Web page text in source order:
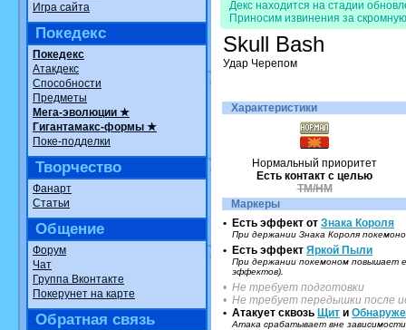
Игра сайта
Покедекс
Покедекс
Атакдекс
Способности
Предметы
Мега-эволюции ★
Гигантамакс-формы ★
Поке-подделки
Творчество
Фанарт
Статьи
Общение
Форум
Чат
Группа Вконтакте
Покерунет на карте
Обратная связь
Декс находится на стадии
Приносим извинения за
Skull Bash
Удар Черепом
Характеристики
Нормальный приоритет
Есть контакт с целью
TM/HM
Маркеры
• Есть эффект от Знака Короля
При держании Знака Короля
• Есть эффект Яркой Пыли
При держании покемоном повышает
эффектов).
• Не требует подготовки
• Не требует передышки после
• Атакует сквозь Щит и
Атака срабатывает вне